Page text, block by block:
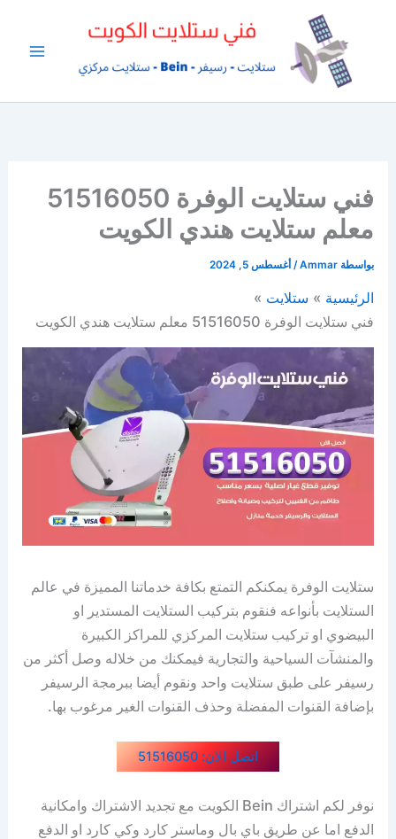
فني ستلايت الوفرة 51516050
معلم ستلايت هندي الكويت
بواسطة Ammar
/ أغسطس 5, 2024
الرئيسية
ستلايت
فني ستلايت الوفرة 51516050 معلم ستلايت هندي الكويت
ستلايت الوفرة يمكنكم التمتع بكافة خدماتنا المميزة في عالم
الستلايت بأنواعه فنقوم بتركيب الستلايت المستدير او
البيضوي او تركيب ستلايت المركزي للمراكز الكبيرة
والمنشآت السياحية والتجارية فيمكنك من خلاله وصل أكثر من
رسيفر على طبق ستلايت واحد ونقوم أيضا ببرمجة الرسيفر
بإضافة القنوات المفضلة وحذف القنوات الغير مرغوب بها.
اتصل الان: 51516050
نوفر لكم اشتراك Bein الكويت مع تجديد الاشتراك وامكانية
الدفع اما عن طريق باي بال وماستر كارد وكي كارد او الدفع